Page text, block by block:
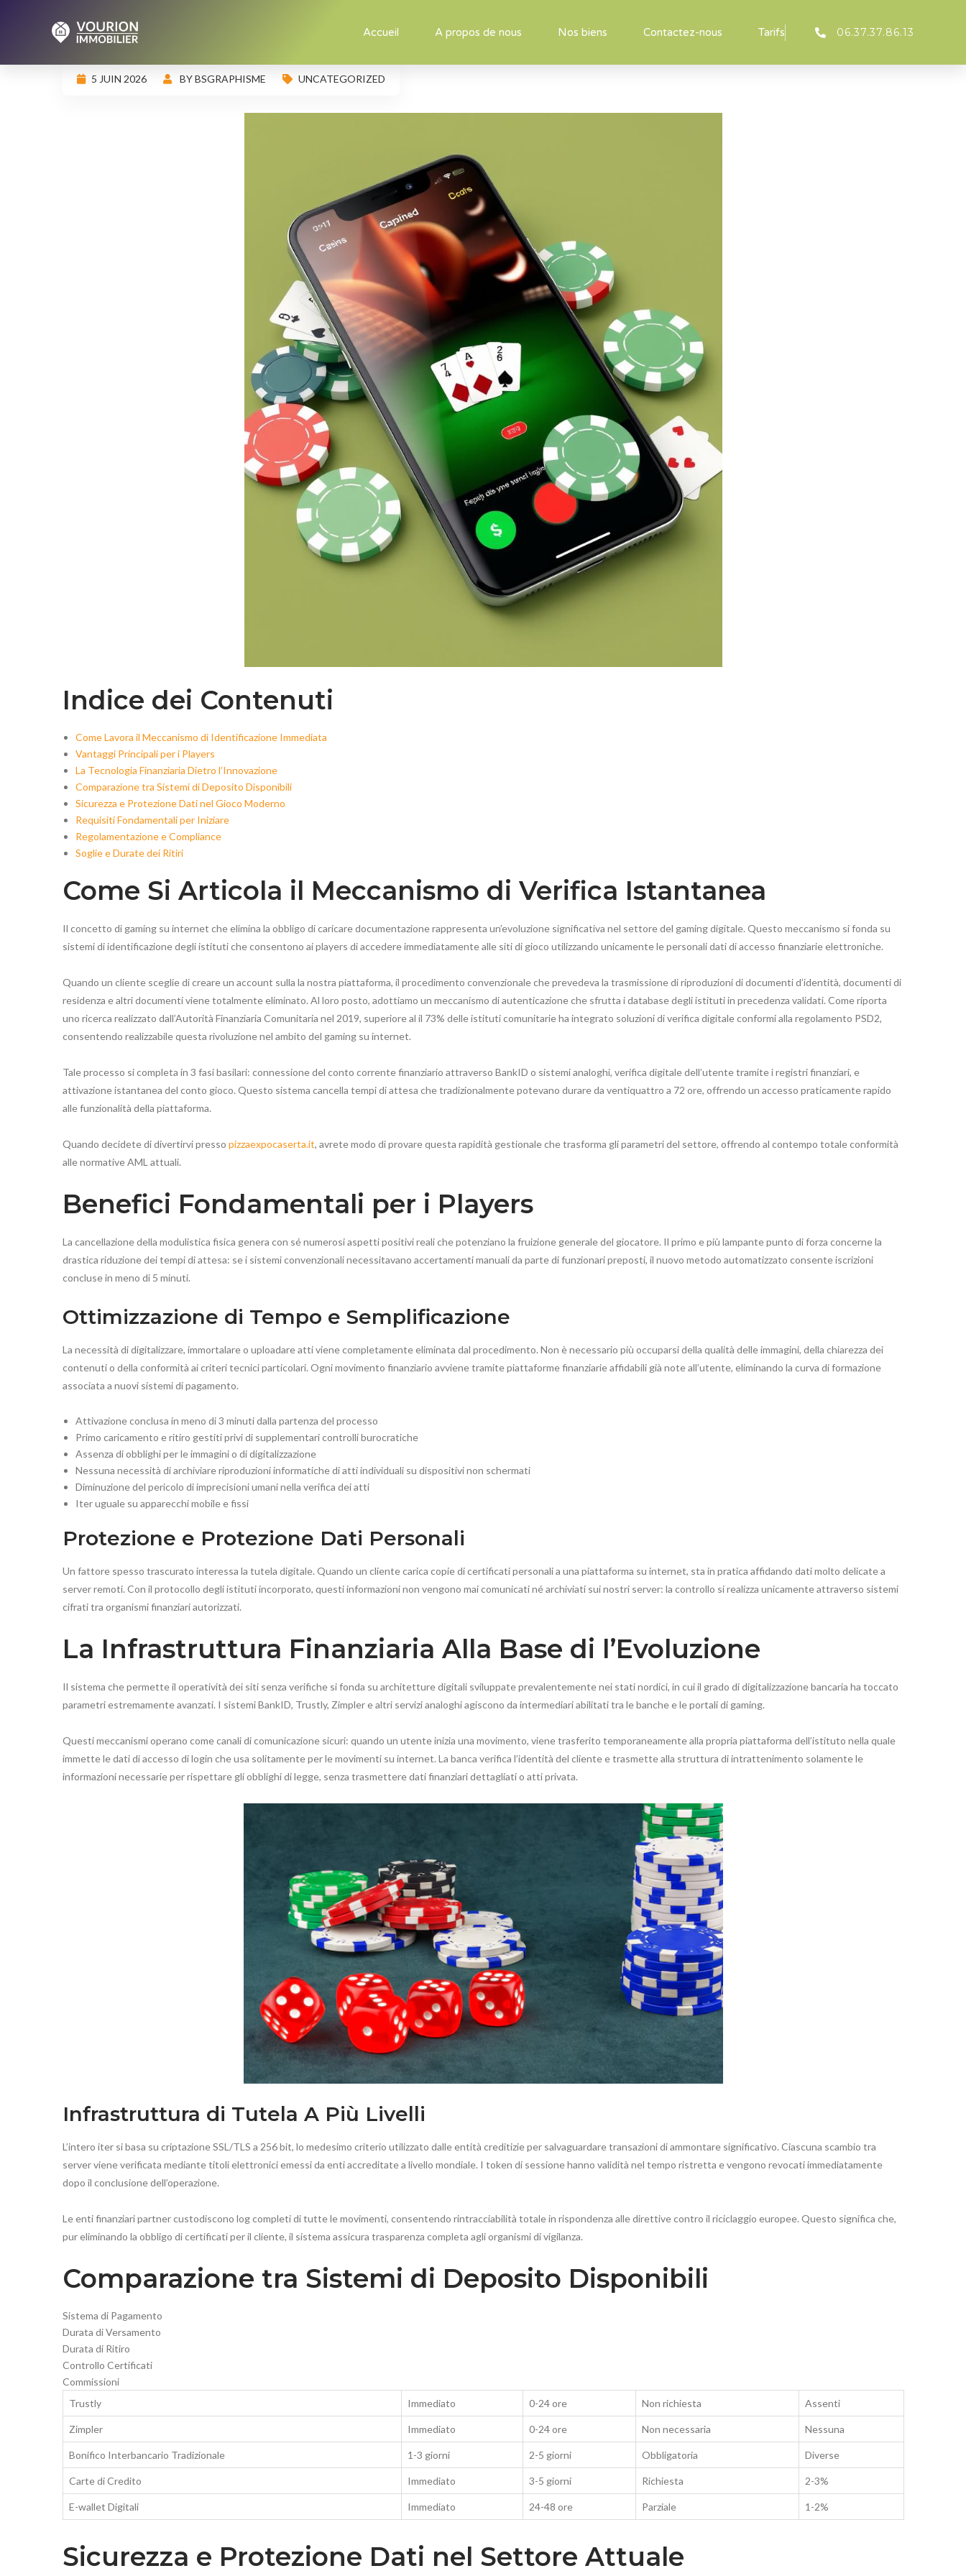
Accueil A propos de nous Nos biens Contactez-nous Tarifs 06.37.37.86.13
5 JUIN 2026 BY BSGRAPHISME UNCATEGORIZED
Indice dei Contenuti
Come Lavora il Meccanismo di Identificazione Immediata
Vantaggi Principali per i Players
La Tecnologia Finanziaria Dietro l’Innovazione
Comparazione tra Sistemi di Deposito Disponibili
Sicurezza e Protezione Dati nel Gioco Moderno
Requisiti Fondamentali per Iniziare
Regolamentazione e Compliance
Soglie e Durate dei Ritiri
Come Si Articola il Meccanismo di Verifica Istantanea
Il concetto di gaming su internet che elimina la obbligo di caricare documentazione rappresenta un’evoluzione significativa nel settore del gaming digitale. Questo meccanismo si fonda su
sistemi di identificazione degli istituti che consentono ai players di accedere immediatamente alle siti di gioco utilizzando unicamente le personali dati di accesso finanziarie elettroniche.
Quando un cliente sceglie di creare un account sulla la nostra piattaforma, il procedimento convenzionale che prevedeva la trasmissione di riproduzioni di documenti d’identità, documenti di
residenza e altri documenti viene totalmente eliminato. Al loro posto, adottiamo un meccanismo di autenticazione che sfrutta i database degli istituti in precedenza validati. Come riporta
uno ricerca realizzato dall’Autorità Finanziaria Comunitaria nel 2019, superiore al il 73% delle istituti comunitarie ha integrato soluzioni di verifica digitale conformi alla regolamento PSD2,
consentendo realizzabile questa rivoluzione nel ambito del gaming su internet.
Tale processo si completa in 3 fasi basilari: connessione del conto corrente finanziario attraverso BankID o sistemi analoghi, verifica digitale dell’utente tramite i registri finanziari, e
attivazione istantanea del conto gioco. Questo sistema cancella tempi di attesa che tradizionalmente potevano durare da ventiquattro a 72 ore, offrendo un accesso praticamente rapido
alle funzionalità della piattaforma.
Quando decidete di divertirvi presso pizzaexpocaserta.it, avrete modo di provare questa rapidità gestionale che trasforma gli parametri del settore, offrendo al contempo totale conformità
alle normative AML attuali.
Benefici Fondamentali per i Players
La cancellazione della modulistica fisica genera con sé numerosi aspetti positivi reali che potenziano la fruizione generale del giocatore. Il primo e più lampante punto di forza concerne la
drastica riduzione dei tempi di attesa: se i sistemi convenzionali necessitavano accertamenti manuali da parte di funzionari preposti, il nuovo metodo automatizzato consente iscrizioni
concluse in meno di 5 minuti.
Ottimizzazione di Tempo e Semplificazione
La necessità di digitalizzare, immortalare o uploadare atti viene completamente eliminata dal procedimento. Non è necessario più occuparsi della qualità delle immagini, della chiarezza dei
contenuti o della conformità ai criteri tecnici particolari. Ogni movimento finanziario avviene tramite piattaforme finanziarie affidabili già note all’utente, eliminando la curva di formazione
associata a nuovi sistemi di pagamento.
Attivazione conclusa in meno di 3 minuti dalla partenza del processo
Primo caricamento e ritiro gestiti privi di supplementari controlli burocratiche
Assenza di obblighi per le immagini o di digitalizzazione
Nessuna necessità di archiviare riproduzioni informatiche di atti individuali su dispositivi non schermati
Diminuzione del pericolo di imprecisioni umani nella verifica dei atti
Iter uguale su apparecchi mobile e fissi
Protezione e Protezione Dati Personali
Un fattore spesso trascurato interessa la tutela digitale. Quando un cliente carica copie di certificati personali a una piattaforma su internet, sta in pratica affidando dati molto delicate a
server remoti. Con il protocollo degli istituti incorporato, questi informazioni non vengono mai comunicati né archiviati sui nostri server: la controllo si realizza unicamente attraverso sistemi
cifrati tra organismi finanziari autorizzati.
La Infrastruttura Finanziaria Alla Base di l’Evoluzione
Il sistema che permette il operatività dei siti senza verifiche si fonda su architetture digitali sviluppate prevalentemente nei stati nordici, in cui il grado di digitalizzazione bancaria ha toccato
parametri estremamente avanzati. I sistemi BankID, Trustly, Zimpler e altri servizi analoghi agiscono da intermediari abilitati tra le banche e le portali di gaming.
Questi meccanismi operano come canali di comunicazione sicuri: quando un utente inizia una movimento, viene trasferito temporaneamente alla propria piattaforma dell’istituto nella quale
immette le dati di accesso di login che usa solitamente per le movimenti su internet. La banca verifica l’identità del cliente e trasmette alla struttura di intrattenimento solamente le
informazioni necessarie per rispettare gli obblighi di legge, senza trasmettere dati finanziari dettagliati o atti privata.
Infrastruttura di Tutela A Più Livelli
L’intero iter si basa su criptazione SSL/TLS a 256 bit, lo medesimo criterio utilizzato dalle entità creditizie per salvaguardare transazioni di ammontare significativo. Ciascuna scambio tra
server viene verificata mediante titoli elettronici emessi da enti accreditate a livello mondiale. I token di sessione hanno validità nel tempo ristretta e vengono revocati immediatamente
dopo il conclusione dell’operazione.
Le enti finanziari partner custodiscono log completi di tutte le movimenti, consentendo rintracciabilità totale in rispondenza alle direttive contro il riciclaggio europee. Questo significa che,
pur eliminando la obbligo di certificati per il cliente, il sistema assicura trasparenza completa agli organismi di vigilanza.
Comparazione tra Sistemi di Deposito Disponibili
Sistema di Pagamento
Durata di Versamento
Durata di Ritiro
Controllo Certificati
Commissioni
Trustly
Immediato 0-24 ore Non richiesta Assenti
Zimpler Immediato 0-24 ore Non necessaria Nessuna
Bonifico Interbancario Tradizionale 1-3 giorni 2-5 giorni Obbligatoria Diverse
Carte di Credito Immediato 3-5 giorni Richiesta 2-3%
E-wallet Digitali Immediato 24-48 ore Parziale 1-2%
Sicurezza e Protezione Dati nel Settore Attuale